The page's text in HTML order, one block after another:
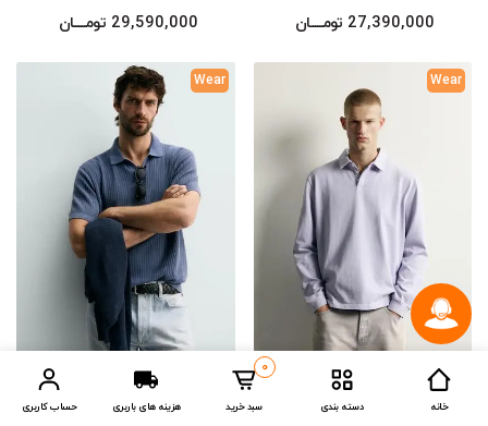
27,390,000 تومــــــان
29,590,000 تومــــــان
Wear
سویشرت پولو معمولی فیت
Wear
پولو شرت بافتنی معمولی فیت
خانه دسته بندی
0
سبد خرید هزینه های باربری حساب کاربری